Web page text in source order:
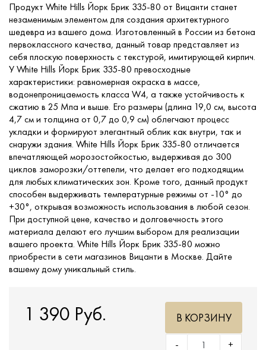
Контакты
Продукт White Hills Йорк Брик 335-80 от Вицанти станет
незаменимым элементом для создания архитектурного
шедевра из вашего дома. Изготовленный в России из бетона
первоклассного качества, данный товар представляет из
себя плоскую поверхность c текстурой, имитирующей кирпич.
У White Hills Йорк Брик 335-80 превосходные
характеристики: равномерная окраска в массе,
водонепроницаемость класса W4, а также устойчивость к
сжатию в 25 Мпа и выше. Его размеры (длина 19,0 см, высота
4,7 см и толщина от 0,7 до 0,9 см) облегчают процесс
укладки и формируют элегантный облик как внутри, так и
снаружи здания. White Hills Йорк Брик 335-80 отличается
впечатляющей морозостойкостью, выдерживая до 300
циклов заморозки/оттепели, что делает его подходящим
для любых климатических зон. Кроме того, данный продукт
способен выдерживать температурные режимы от -10° до
+30°, открывая возможность использования в любой сезон.
При доступной цене, качество и долговечность этого
материала делают его лучшим выбором для реализации
вашего проекта. White Hills Йорк Брик 335-80 можно
приобрести в сети магазинов Вицанти в Москве. Дайте
вашему дому уникальный стиль.
1 390 Руб.
+
-
В КОРЗИНУ